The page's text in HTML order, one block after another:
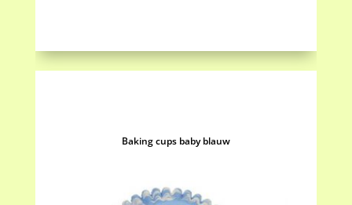
Baking cups baby blauw